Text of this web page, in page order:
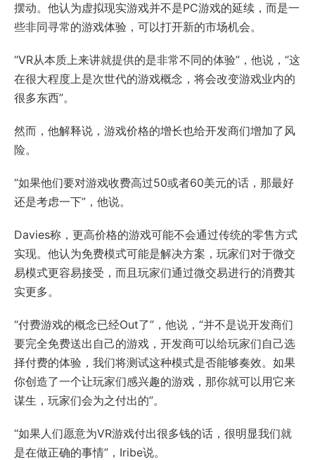
摆动。他认为虚拟现实游戏并不是PC游戏的延续，而是一
些非同寻常的游戏体验，可以打开新的市场机会。
“VR从本质上来讲就提供的是非常不同的体验”，他说，“这
在很大程度上是次世代的游戏概念，将会改变游戏业内的
很多东西”。
然而，他解释说，游戏价格的增长也给开发商们增加了风
险。
“如果他们要对游戏收费高过50或者60美元的话，那最好
还是考虑一下”，他说。
Davies称，更高价格的游戏可能不会通过传统的零售方式
实现。他认为免费模式可能是解决方案，玩家们对于微交
易模式更容易接受，而且玩家们通过微交易进行的消费其
实更多。
“付费游戏的概念已经Out了”，他说，“并不是说开发商们
要完全免费送出自己的游戏，开发商可以给玩家们自己选
择付费的体验，我们将测试这种模式是否能够奏效。如果
你创造了一个让玩家们感兴趣的游戏，那你就可以用它来
谋生，玩家们会为之付出的”。
“如果人们愿意为VR游戏付出很多钱的话，很明显我们就
是在做正确的事情”，Iribe说。